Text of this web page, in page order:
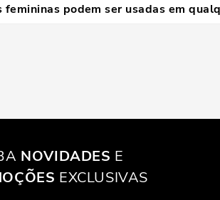
femininas podem ser usadas em
NOVIDADES E
EXCLUSIVAS